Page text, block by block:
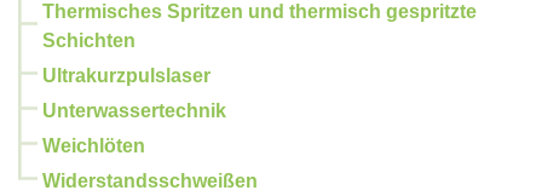
Thermisches Spritzen und thermisch gespritzte
Schichten
Ultrakurzpulslaser
Unterwassertechnik
Weichlöten
Widerstandsschweißen